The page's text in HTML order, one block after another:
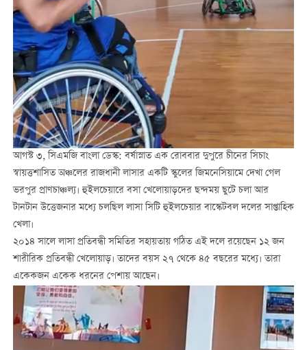
আগস্ট ৩, সিএমজি বাংলা ডেস্ক: বর্ষাস্নাত এক রোববার দুপুরে চীনের সিচাং
স্বায়ত্তশাসিত অঞ্চলের রাজধানী লাসার একটি স্কুলের জিমনেসিয়ামে দেখা গেল
ভরপুর প্রাণচাঞ্চল্য। হুইলচেয়ারে বসা খেলোয়াড়দের ছন্দময় ছুটে চলা আর
টানটান উত্তেজনার মধ্যে চলছিল লাসা সিটি হুইলচেয়ার বাস্কেটবল দলের সাপ্তাহিক
খেলা।
২০১৪ সালে লাসা প্রতিবন্ধী সমিতির সহায়তায় গঠিত এই দলে রয়েছেন ১২ জন
শারীরিক প্রতিবন্ধী খেলোয়াড়। তাদের বয়স ২৭ থেকে ৪৫ বছরের মধ্যে। তারা
একেকজন একেক ধরনের পেশায় আছেন।